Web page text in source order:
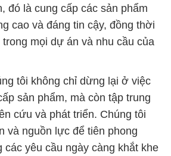
đó là cung cấp các sản phẩm
cao và đáng tin cậy, đồng thời
mọi dự án và nhu cầu của
tôi không chỉ dừng lại ở việc
sản phẩm, mà còn tập trung
cứu và phát triển. Chúng tôi
và nguồn lực để tiên phong
các yêu cầu ngày càng khắt khe